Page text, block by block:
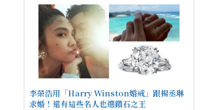
李榮浩用「Harry Winston婚戒」跟楊丞琳
求婚！還有這些名人也選鑽石之王